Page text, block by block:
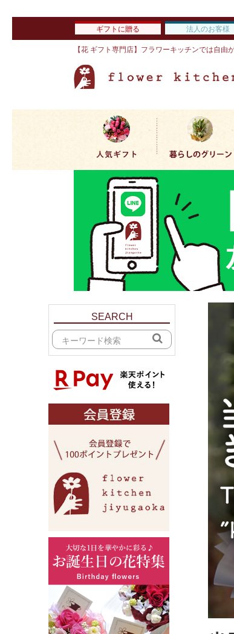
ギフトに贈る 法人のお客様
【花 ギフト専門店】フラワーキッチンでは自由
SEARCH